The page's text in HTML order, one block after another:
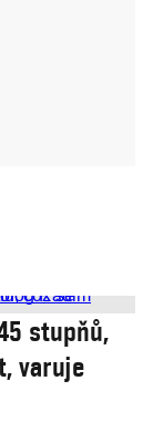
stupňů,
varuje